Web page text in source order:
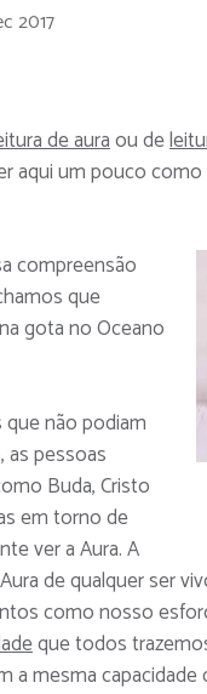
2017
de auraou de
um pouco
compreensão
que
gota no Oceano
não podiam
as pessoas
Buda, Cristo
em torno de
ver a Aura. A
de qualquer ser
como nosso
que todos
mesma capacidade